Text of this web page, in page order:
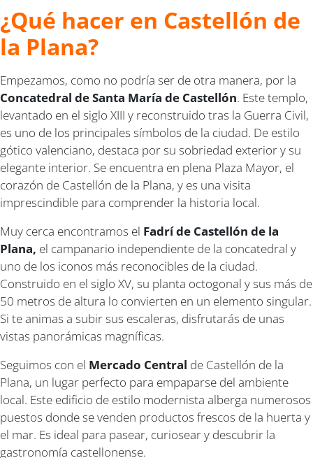
¿Qué hacer en Castellón de
la Plana?
Empezamos, como no podría ser de otra manera, por la
Concatedral de Santa María de Castellón. Este templo,
levantado en el siglo XIII y reconstruido tras la Guerra Civil,
es uno de los principales símbolos de la ciudad. De estilo
gótico valenciano, destaca por su sobriedad exterior y su
elegante interior. Se encuentra en plena Plaza Mayor, el
corazón de Castellón de la Plana, y es una visita
imprescindible para comprender la historia local.
Muy cerca encontramos el Fadrí de Castellón de la
Plana, el campanario independiente de la concatedral y
uno de los iconos más reconocibles de la ciudad.
Construido en el siglo XV, su planta octogonal y sus más de
50 metros de altura lo convierten en un elemento singular.
Si te animas a subir sus escaleras, disfrutarás de unas
vistas panorámicas magníficas.
Seguimos con el Mercado Central de Castellón de la
Plana, un lugar perfecto para empaparse del ambiente
local. Este edificio de estilo modernista alberga numerosos
puestos donde se venden productos frescos de la huerta y
el mar. Es ideal para pasear, curiosear y descubrir la
gastronomía castellonense.